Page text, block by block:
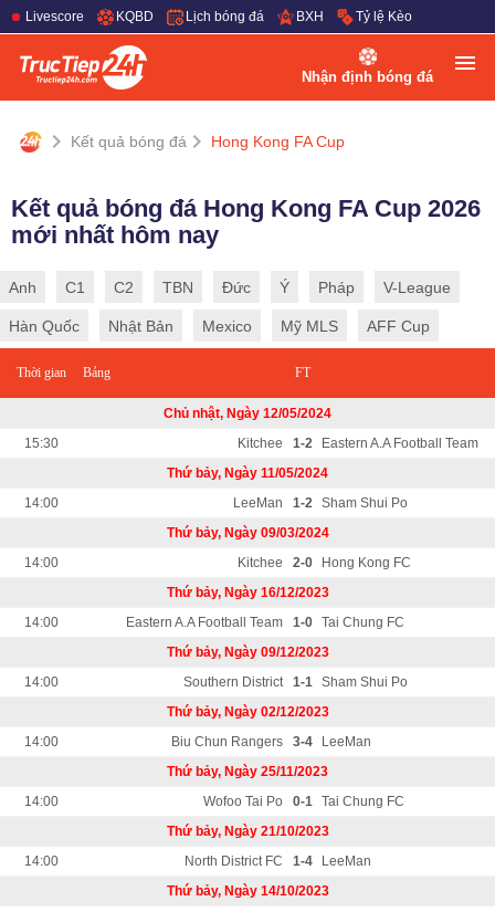
Livescore KQBD Lịch bóng đá BXH Tỷ lệ Kèo
Nhận định bóng đá
Kết quả bóng đá Hong Kong FA Cup
Kết quả bóng đá Hong Kong FA Cup 2026
mới nhất hôm nay
Anh C1 C2 TBN Đức Ý Pháp V-League
Hàn Quốc Nhật Bản Mexico Mỹ MLS AFF Cup
Thời gian Bảng FT
Chủ nhật, Ngày 12/05/2024
15:30
Kitchee 1-2
Eastern A.A Football Team
Thứ bảy, Ngày 11/05/2024
14:00
LeeMan 1-2
Sham Shui Po
Thứ bảy, Ngày 09/03/2024
14:00
Kitchee 2-0
Hong Kong FC
Thứ bảy, Ngày 16/12/2023
14:00
Eastern A.A Football Team 1-0
Tai Chung FC
Thứ bảy, Ngày 09/12/2023
14:00
Southern District 1-1
Sham Shui Po
Thứ bảy, Ngày 02/12/2023
14:00
Biu Chun Rangers 3-4
LeeMan
Thứ bảy, Ngày 25/11/2023
14:00
Wofoo Tai Po 0-1
Tai Chung FC
Thứ bảy, Ngày 21/10/2023
14:00
North District FC 1-4
LeeMan
Thứ bảy, Ngày 14/10/2023